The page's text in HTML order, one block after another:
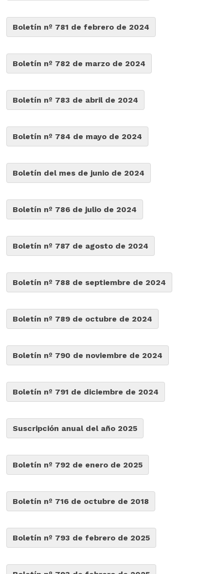
Boletín nº 781 de febrero de 2024
Boletín nº 782 de marzo de 2024
Boletín nº 783 de abril de 2024
Boletín nº 784 de mayo de 2024
Boletín del mes de junio de 2024
Boletín nº 786 de julio de 2024
Boletín nº 787 de agosto de 2024
Boletín nº 788 de septiembre de 2024
Boletín nº 789 de octubre de 2024
Boletín nº 790 de noviembre de 2024
Boletín nº 791 de diciembre de 2024
Suscripción anual del año 2025
Boletín nº 792 de enero de 2025
Boletín nº 716 de octubre de 2018
Boletín nº 793 de febrero de 2025